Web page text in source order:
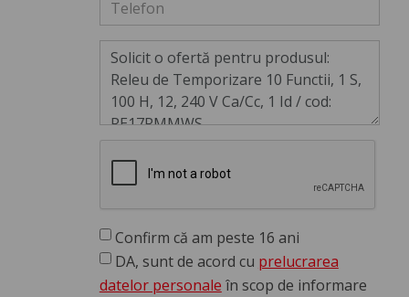
Confirm că am peste 16 ani
DA, sunt de acord cu prelucrarea
datelor personale în scop de informare